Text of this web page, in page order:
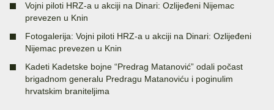
Vojni piloti HRZ-a u akciji na Dinari: Ozlijeđeni Nijemac
prevezen u Knin
Fotogalerija: Vojni piloti HRZ-a u akciji na Dinari: Ozlijeđeni
Nijemac prevezen u Knin
Kadeti Kadetske bojne “Predrag Matanović” odali počast
brigadnom generalu Predragu Matanoviću i poginulim
hrvatskim braniteljima